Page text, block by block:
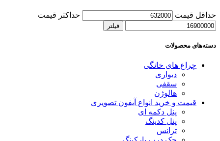
حداقل قیمت حداکثر قیمت
فیلتر
دسته‌های محصولات
چراغ های خانگی
دیواری
سقفی
هالوژن
قیمت و خرید انواع آیفون تصویری
پنل دکمه‌ ای
پنل کدینگ
ترانس